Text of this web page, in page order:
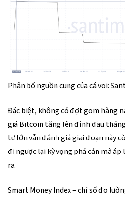
Phân bổ nguồn cung của cá voi:
Đặc biệt, không có đợt gom hàng
giá Bitcoin tăng lên đỉnh đầu
tư lớn vẫn đánh giá giai đoạn này
đi ngược lại kỳ vọng phá cản mà áp
ra.
Smart Money Index – chỉ số đo